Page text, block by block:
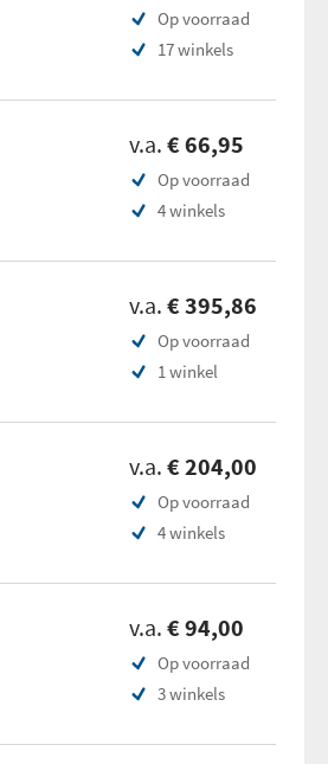
Op voorraad
17 winkels
v.a. € 66,95
Op voorraad
4 winkels
v.a. € 395,86
Op voorraad
1 winkel
v.a. € 204,00
Op voorraad
4 winkels
v.a. € 94,00
Op voorraad
3 winkels